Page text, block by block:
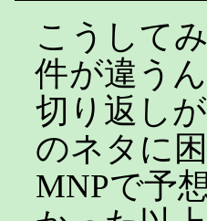
こうして
件が違う
切り返し
のネタに
MNPで予